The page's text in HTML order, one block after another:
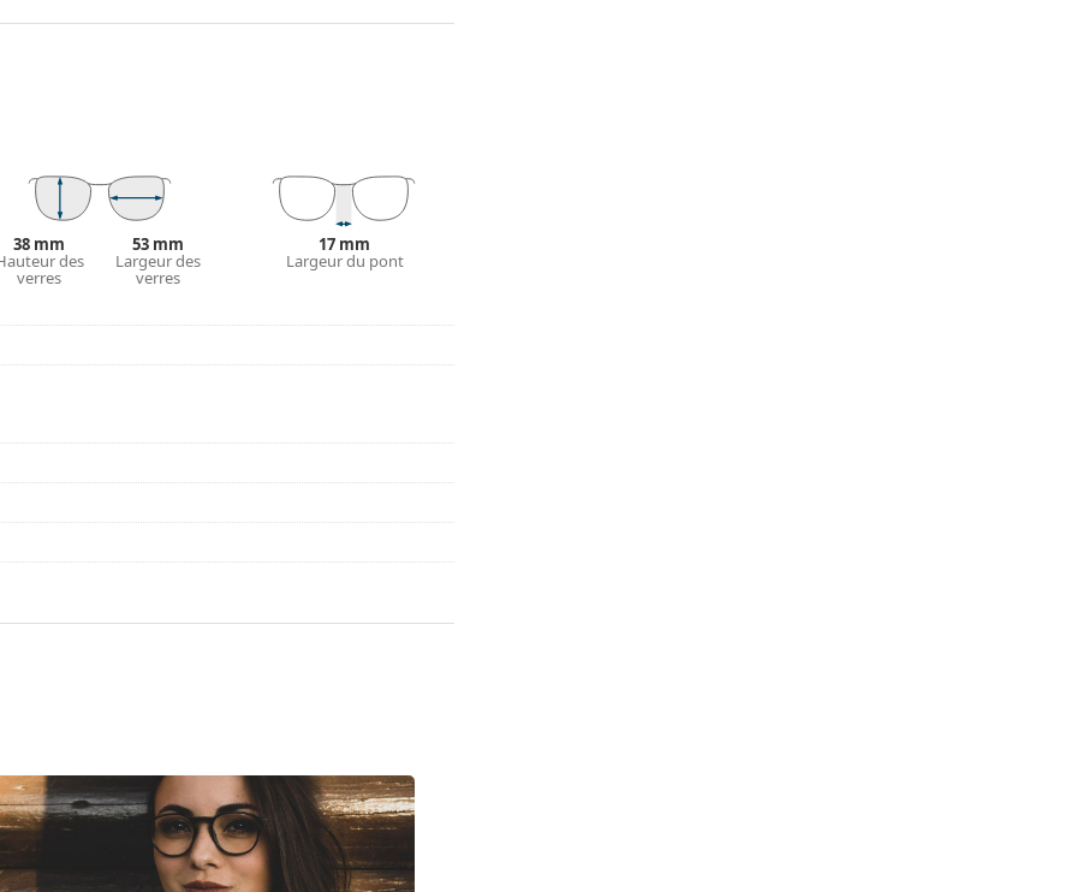
avantages est la robustesse, la durabilité, le
leur protection contre les dommages. Ce type
de l'étui et son design peuvent varier.
des lunettes. Certains modèles peuvent être
d'autres styles ou consultez notreguide
l'utilisation.
38 mm
des
verres
53 mm
Largeur des
verres
17 mm
Largeur du pont